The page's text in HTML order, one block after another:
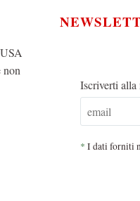
non
Iscriverti alla
* I dati forniti